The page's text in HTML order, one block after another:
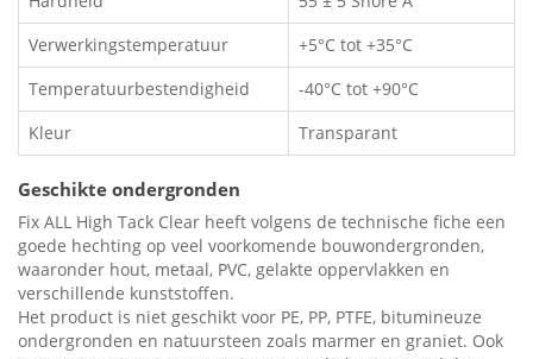
Verwerkingstemperatuur
+5°C tot +35°C
Temperatuurbestendigheid
-40°C tot +90°C
Kleur
Transparant
Geschikte ondergronden
Fix ALL High Tack Clear heeft volgens de technische fiche een
goede hechting op veel voorkomende bouwondergronden,
waaronder hout, metaal, PVC, gelakte oppervlakken en
verschillende kunststoffen.
Het product is niet geschikt voor PE, PP, PTFE, bitumineuze
ondergronden en natuursteen zoals marmer en graniet. Ook